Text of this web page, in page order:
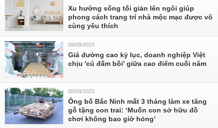
Xu hướng sống tối giản lên ngôi giúp
phong cách trang trí nhà mộc mạc được vô
cùng yêu thích
09/09/2023
Giá đường cao kỷ lục, doanh nghiệp Việt
chịu 'cú đấm bồi' giữa cao điểm cuối năm
05/09/2023
Ông bố Bắc Ninh mất 3 tháng làm xe tăng
gỗ tặng con trai: ‘Muốn con sở hữu đồ
chơi không bao giờ hỏng’